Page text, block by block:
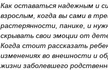
Как оставаться надежным и
взрослым, когда вы сами в
растерянности, панике, и
скрывать свои эмоции от
Когда стоит рассказать
изменениях во внешности и
жизни заболевшего